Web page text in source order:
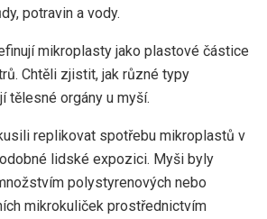
potravin a vody.
mikroplasty jako plastové částice
Chtěli zjistit, jak různé typy
tělesné orgány u myší.
replikovat spotřebu mikroplastů v
lidské expozici. Myši byly
polystyrenových nebo
mikrokuliček prostřednictvím